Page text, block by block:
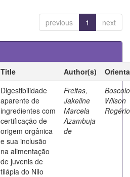
previous 1 next
Title Author(s)
Digestibilidade
aparente de
ingredientes com
certificação de
origem orgânica
e sua inclusão
na alimentação
de juvenis de
tilápia do Nilo
Freitas,
Jakeline
Marcela
Azambuja
de
Wilson
Rogério